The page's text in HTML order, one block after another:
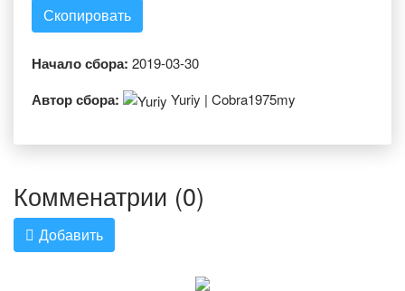
Скопировать
Начало сбора: 2019-03-30
Автор сбора: Yuriy | Cobra1975my
Комменатрии (0)
Добавить